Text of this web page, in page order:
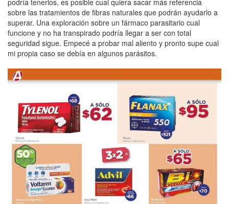
podría tenerlos, es posible cual quiera sacar más referencia
sobre las tratamientos de fibras naturales que podrán ayudarlo a
superar. Una exploración sobre un fármaco parasitario cual
funcione y no ha transpirado podrí­a llegar a ser con total
seguridad sigue. Empecé a probar mal aliento y pronto supe cual
mi propia caso se debía en algunos parásitos.